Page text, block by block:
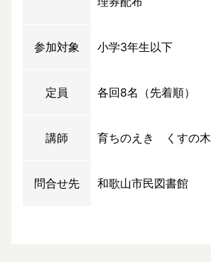
参加対象 小学3年生以下
定員 各回8名（先着順）
講師 育ちのえき くすの木
問合せ先 和歌山市民図書館